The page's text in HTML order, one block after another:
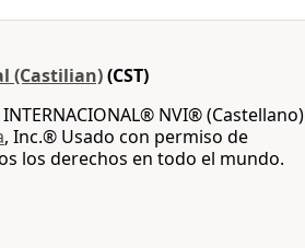
(Castilian)(CST)
NVI® (Castellano)
, Inc.® Usado con permiso de
los derechos en todo el mundo.